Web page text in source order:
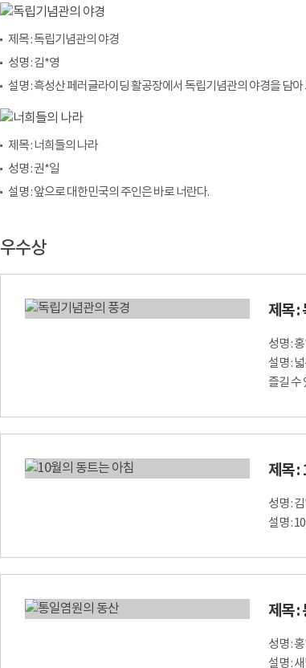
제목 : 독립기념관의 야경
성명 : 김*영
설명 : 흑성산 페러글라이딩 활공장에서 독립기념관의 야경을 담아
제목 : 너희들의 나라
성명 : 권*일
설명 : 앞으로 대한민국의 주인은 바로 너란다.
우수상
제목 :
성명 :
설명 :
즐길 수
제목 :
성명 :
설명 :
제목 :
성명 :
설명 :